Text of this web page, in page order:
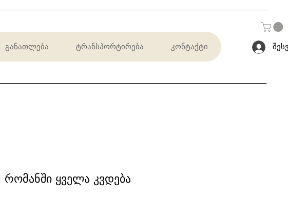
განათლება ტრანსპორტირება კონტაქტი
რომანში ყველა კვდება